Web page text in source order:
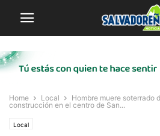
Home Local
Hombre muere soterrado
construcción en el centro de San...
Local